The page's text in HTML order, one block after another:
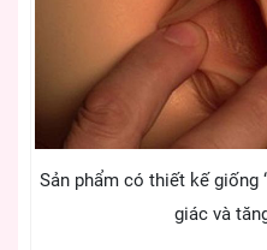
Sản phẩm có thiết kế giống
giác và